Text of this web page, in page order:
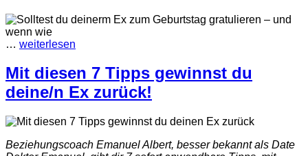
… weiterlesen
Mit diesen 7 Tipps gewinnst du
deine/n Ex zurück!
Beziehungscoach Emanuel Albert, besser bekannt als Date